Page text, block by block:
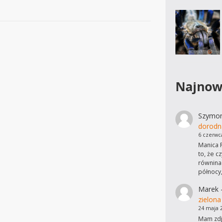
6
Manica
to, że
Marek
zielona
24 maja
Mam